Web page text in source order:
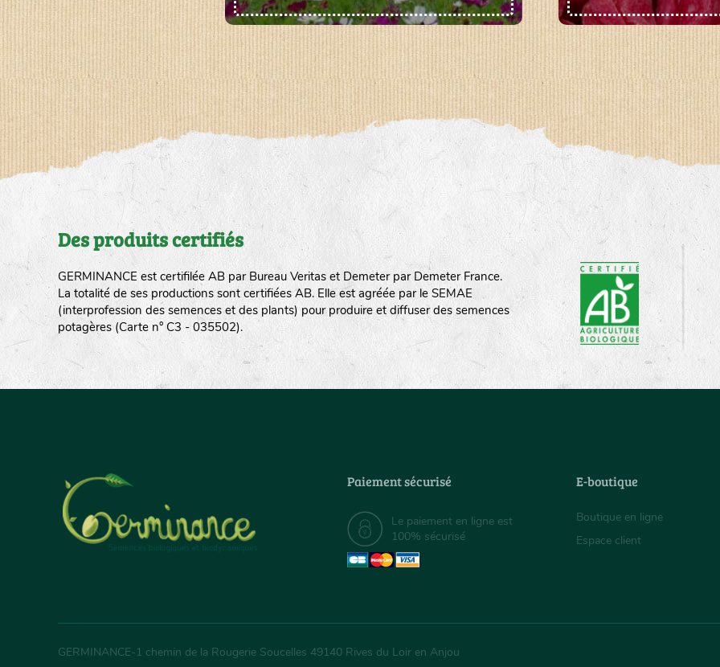
Des produits certifiés
GERMINANCE est certifilée AB par Bureau Veritas et Demeter par Demeter France.
La totalité de ses productions sont certifiées AB. Elle est agréée par le SEMAE
(interprofession des semences et des plants) pour produire et diffuser des semences
potagères (Carte n° C3 - 035502).
Paiement sécurisé
Le paiement en ligne est
100% sécurisé
E-boutique
Boutique en ligne
Espace client
GERMINANCE-1 chemin de la Rougerie Soucelles 49140 Rives du Loir en Anjou